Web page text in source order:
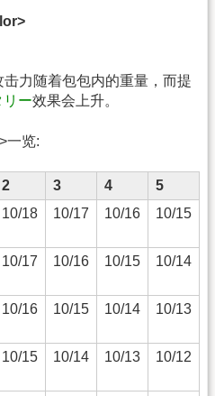
力随着包包内的重量，而提
リー效果会上升。
一览:
2 3 4
5
10/18 10/17 10/16 10/15
10/17 10/16 10/15 10/14
10/16 10/15 10/14 10/13
10/15 10/14 10/13 10/12